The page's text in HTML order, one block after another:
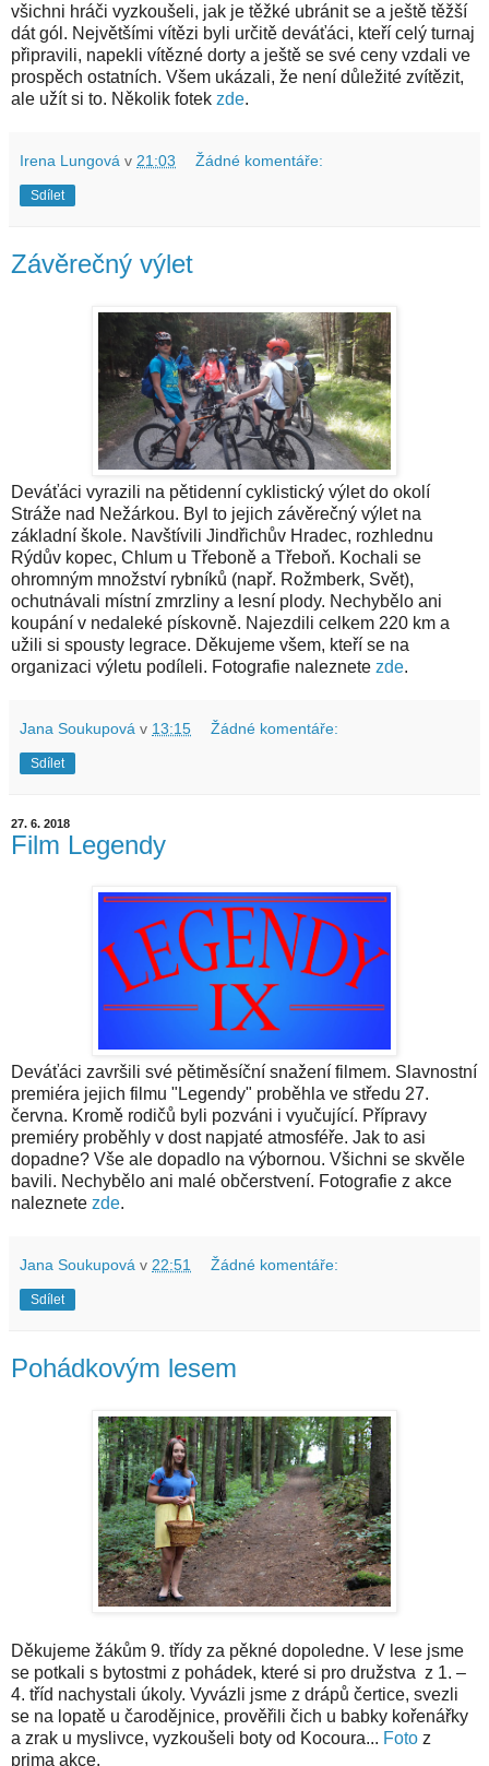
všichni hráči vyzkoušeli, jak je těžké ubránit se a ještě těžší
dát gól. Největšími vítězi byli určitě deváťáci, kteří celý turnaj
připravili, napekli vítězné dorty a ještě se své ceny vzdali ve
prospěch ostatních. Všem ukázali, že není důležité zvítězit,
ale užít si to. Několik fotek zde.
Irena Lungová v 21:03 Žádné komentáře:
Sdílet
Závěrečný výlet
Deváťáci vyrazili na pětidenní cyklistický výlet do okolí
Stráže nad Nežárkou. Byl to jejich závěrečný výlet na
základní škole. Navštívili Jindřichův Hradec, rozhlednu
Rýdův kopec, Chlum u Třeboně a Třeboň. Kochali se
ohromným množství rybníků (např. Rožmberk, Svět),
ochutnávali místní zmrzliny a lesní plody. Nechybělo ani
koupání v nedaleké pískovně. Najezdili celkem 220 km a
užili si spousty legrace. Děkujeme všem, kteří se na
organizaci výletu podíleli. Fotografie naleznete zde.
Jana Soukupová v 13:15 Žádné komentáře:
Sdílet
27. 6. 2018
Film Legendy
Deváťáci završili své pětiměsíční snažení filmem. Slavnostní
premiéra jejich filmu "Legendy" proběhla ve středu 27.
června. Kromě rodičů byli pozváni i vyučující. Přípravy
premiéry proběhly v dost napjaté atmosféře. Jak to asi
dopadne? Vše ale dopadlo na výbornou. Všichni se skvěle
bavili. Nechybělo ani malé občerstvení. Fotografie z akce
naleznete zde.
Jana Soukupová v 22:51 Žádné komentáře:
Sdílet
Pohádkovým lesem
Děkujeme žákům 9. třídy za pěkné dopoledne. V lese jsme
se potkali s bytostmi z pohádek, které si pro družstva z 1. –
4. tříd nachystali úkoly. Vyvázli jsme z drápů čertice, svezli
se na lopatě u čarodějnice, prověřili čich u babky kořenářky
a zrak u myslivce, vyzkoušeli boty od Kocoura... Foto z
prima akce.